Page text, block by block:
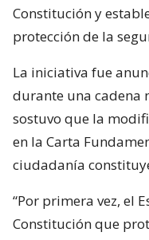
Constitución y
protección de la
La iniciativa fue
durante una cadena
sostuvo que la
en la Carta
ciudadanía
“Por primera vez, el
Constitución que